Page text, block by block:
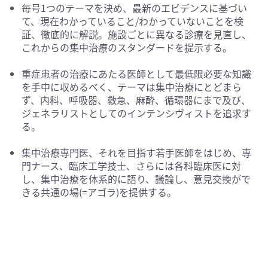
毎号1つのテーマを決め、最新のエビデンスに基づい
て、現在わかっていること/わかっていないことを検
証、徹底的に解説。施設ごとに異なる診療を見直し、
これからの集中治療のスタンダードを提示する。
重症患者の治療にあたる医師として最低限必要な知識
を手中に収めるべく、テーマは集中治療にとどまら
ず、内科、呼吸器、救急、麻酔、循環器にまで及び、
ジェネラリストとしてのインテンシヴィストを追求す
る。
集中治療専門医、それを目指す若手医師をはじめ、専
門ナース、臨床工学技士、さらには各科臨床医に対
し、集中治療を体系的に語り、議論し、意見交換がで
きる共通の場(=アゴラ)を提供する。